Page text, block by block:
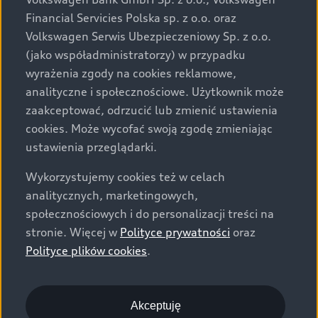
za dopłatą. Wiążące ustalenie ceny, wyposażenia i
specyfikacji pojazdu następują w umowie sprzedaży, a
określenie parametrów technicznych zawiera
świadectwo homologacji typu pojazdu. Zastrzegamy
sobie prawo do zmian i pomyłek. Wszelkie informacje
prezentowane na stronie są aktualne na dzień ich
zamieszczania. W celu uzyskania najnowszych
informacji prosimy kontaktować się z Partnerem Marki
Audi.
Wszystkie produkowane obecnie samochody marki Audi
są wykonywane z materiałów spełniających pod
względem możliwości odzysku i recyklingu wymagania
określone w normie ISO 22628 i są zgodne z
europejskimi świadectwami homologacji wydanymi wg
o.o. podlega obowiązkowi zapewnienia wszystkim
użytkownikom samochodów marki Volkswagen sieci
Financial Servicies Polska sp. z o.o. oraz
Volkswagen Serwis Ubezpieczeniowy Sp. z o.o.
(jako współadministratorzy) w przypadku
wyrażenia zgody na cookies reklamowe,
analityczne i społecznościowe. Użytkownik może
zaakceptować, odrzucić lub zmienić ustawienia
cookies. Może wycofać swoją zgodę zmieniając
ustawienia przeglądarki.
Wykorzystujemy cookies też w celach
analitycznych, marketingowych,
społecznościowych i do personalizacji treści na
stronie. Więcej w Polityce prywatności oraz
Polityce plików cookies.
Akceptuję